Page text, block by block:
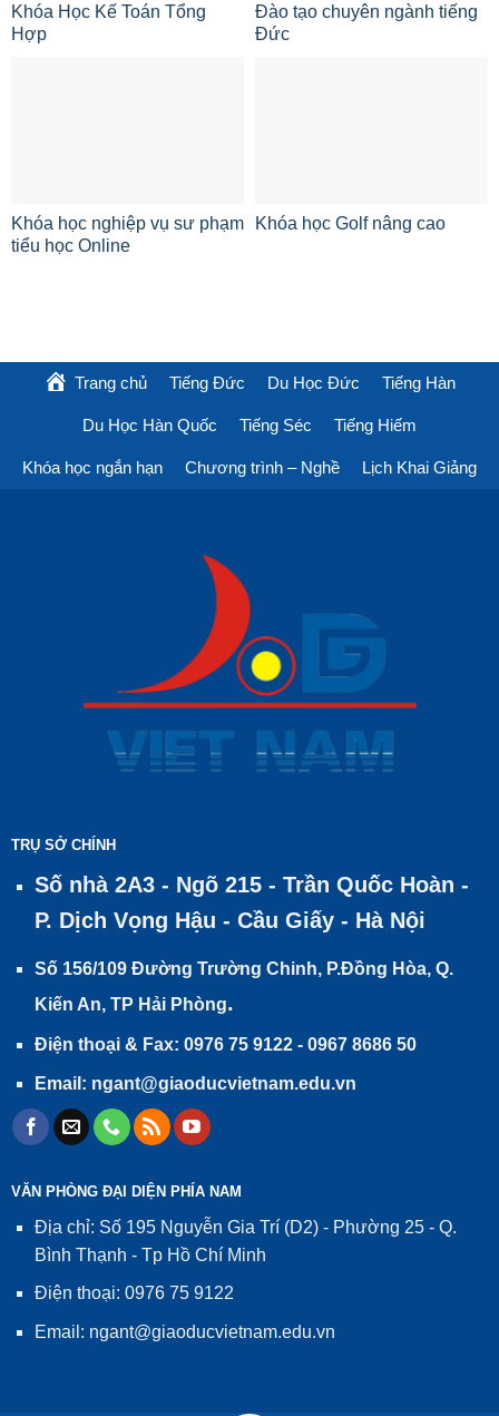
Khóa Học Kế Toán Tổng
Hợp
Đào tạo chuyên ngành tiếng
Đức
Khóa học nghiệp vụ sư phạm
tiểu học Online
Khóa học Golf nâng cao
Trang chủ Tiếng Đức Du Học Đức Tiếng Hàn
Du Học Hàn Quốc Tiếng Séc Tiếng Hiếm
Khóa học ngắn hạn Chương trình – Nghề Lịch Khai Giảng
TRỤ SỞ CHÍNH
Số nhà 2A3 - Ngõ 215 - Trần Quốc Hoàn -
P. Dịch Vọng Hậu - Cầu Giấy - Hà Nội
Số 156/109 Đường Trường Chinh, P.Đồng Hòa, Q.
Kiến An, TP Hải Phòng.
Điện thoại & Fax: 0976 75 9122 - 0967 8686 50
Email: ngant@giaoducvietnam.edu.vn
VĂN PHÒNG ĐẠI DIỆN PHÍA NAM
Địa chỉ: Số 195 Nguyễn Gia Trí (D2) - Phường 25 - Q.
Bình Thạnh - Tp Hồ Chí Minh
Điện thoại: 0976 75 9122
Email: ngant@giaoducvietnam.edu.vn